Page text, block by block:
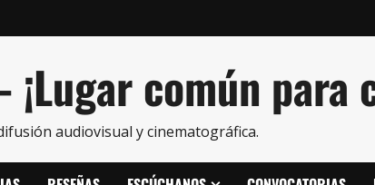
¡Lugar común
audiovisual y cinematográfica.